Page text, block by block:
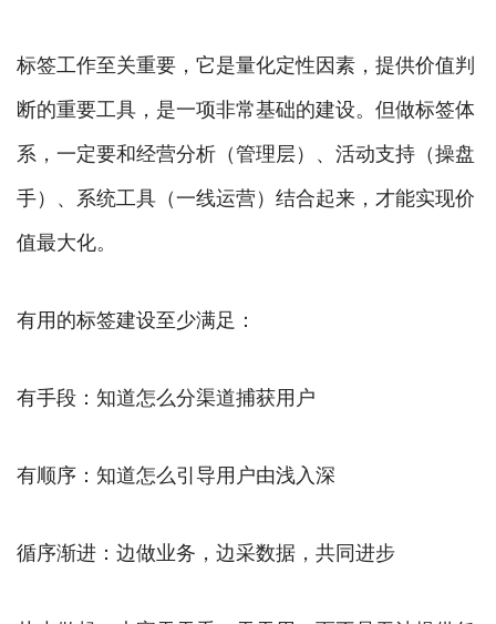
标签工作至关重要，它是量化定性因素，提供价值判
断的重要工具，是一项非常基础的建设。但做标签体
系，一定要和经营分析（管理层）、活动支持（操盘
手）、系统工具（一线运营）结合起来，才能实现价
值最大化。
有用的标签建设至少满足：
有手段：知道怎么分渠道捕获用户
有顺序：知道怎么引导用户由浅入深
循序渐进：边做业务，边采数据，共同进步